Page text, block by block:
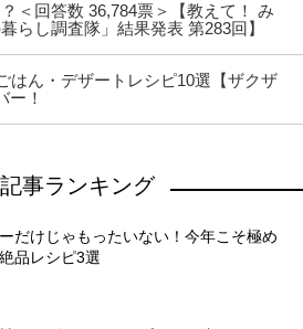
＜回答数 36,784票＞【教えて！ み
らし調査隊」結果発表 第283回】
はん・デザートレシピ10選【ザクザ
ー！
事ランキング
だけじゃもったいない！今年こそ極め
品レシピ3選